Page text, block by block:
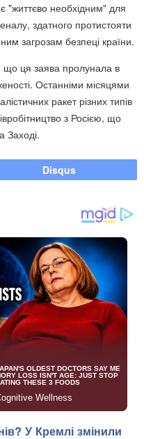
"життєво необхідним" для
здатного протистояти
загрозам безпеці країни.
що ця заява пролунала в
Останніми місяцями
ракет різних типів
з Росією, що
Заході.
Disqus
У Кремлі змінили